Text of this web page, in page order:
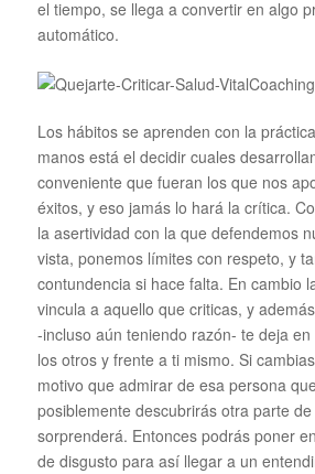
el tiempo, se llega a convertir en algo
automático.
Los hábitos se aprenden con la
manos está el decidir cuales
conveniente que fueran los que nos
éxitos, y eso jamás lo hará la crítica.
la asertividad con la que defendemos
vista, ponemos límites con respeto, y
contundencia si hace falta. En cambio
vincula a aquello que criticas, y
-incluso aún teniendo razón- te deja
los otros y frente a ti mismo. Si
motivo que admirar de esa persona
posiblemente descubrirás otra parte
sorprenderá. Entonces podrás poner
de disgusto para así llegar a un